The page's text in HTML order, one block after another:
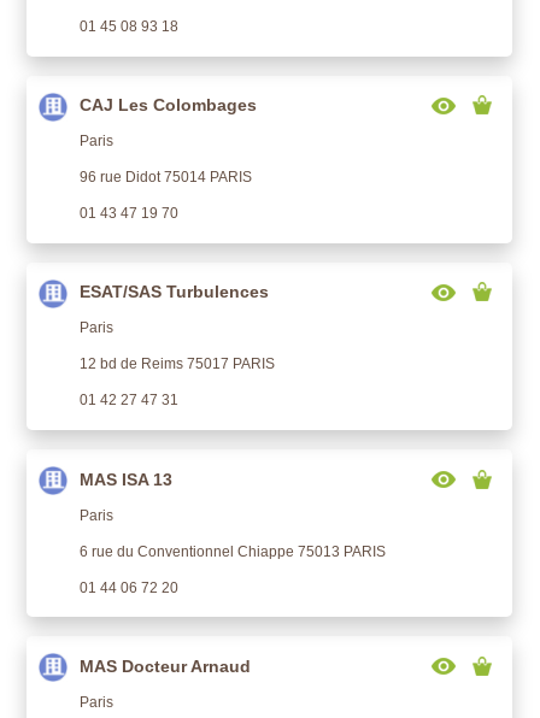
01 45 08 93 18
CAJ Les Colombages
Paris
96 rue Didot 75014 PARIS
01 43 47 19 70
ESAT/SAS Turbulences
Paris
12 bd de Reims 75017 PARIS
01 42 27 47 31
MAS ISA 13
Paris
6 rue du Conventionnel Chiappe 75013 PARIS
01 44 06 72 20
MAS Docteur Arnaud
Paris